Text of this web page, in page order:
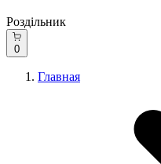
Роздільник
0
Главная